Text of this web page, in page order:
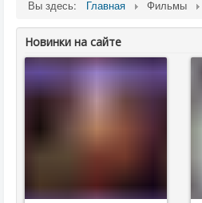
Вы здесь: Главная Фильмы
Новинки на сайте